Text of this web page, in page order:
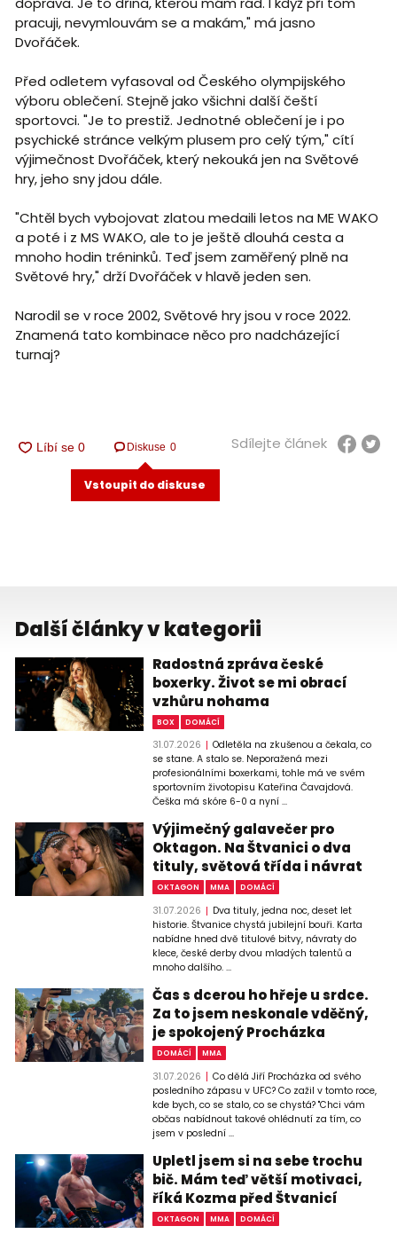
pracuji, nevymlouvám se a makám," má jasno
Dvořáček.
Před odletem vyfasoval od Českého olympijského
výboru oblečení. Stejně jako všichni další čeští
sportovci. "Je to prestiž. Jednotné oblečení je i po
psychické stránce velkým plusem pro celý tým," cítí
výjimečnost Dvořáček, který nekouká jen na Světové
hry, jeho sny jdou dále.
"Chtěl bych vybojovat zlatou medaili letos na ME WAKO
a poté i z MS WAKO, ale to je ještě dlouhá cesta a
mnoho hodin tréninků. Teď jsem zaměřený plně na
Světové hry," drží Dvořáček v hlavě jeden sen.
Narodil se v roce 2002, Světové hry jsou v roce 2022.
Znamená tato kombinace něco pro nadcházející
turnaj?
Diskuse 0
Vstoupit do diskuse
Sdílejte článek
Další články v kategorii
Radostná zpráva české
boxerky. Život se mi obrací
vzhůru nohama
BOX DOMÁCÍ
31.07.2026
Odletěla na zkušenou a čekala, co
se stane. A stalo se. Neporažená mezi
profesionálními boxerkami, tohle má ve svém
sportovním životopisu Kateřina Čavajdová.
Češka má skóre 6-0 a nyní ...
Výjimečný galavečer pro
Oktagon. Na Štvanici o dva
tituly, světová třída i návrat
OKTAGON MMA DOMÁCÍ
31.07.2026
Dva tituly, jedna noc, deset let
historie. Štvanice chystá jubilejní bouři. Karta
nabídne hned dvě titulové bitvy, návraty do
klece, české derby dvou mladých talentů a
mnoho dalšího. ...
Čas s dcerou ho hřeje u srdce.
Za to jsem neskonale vděčný,
je spokojený Procházka
DOMÁCÍ MMA
31.07.2026
Co dělá Jiří Procházka od svého
posledního zápasu v UFC? Co zažil v tomto roce,
kde bych, co se stalo, co se chystá? "Chci vám
občas nabídnout takové ohlédnutí za tím, co
jsem v poslední ...
Upletl jsem si na sebe trochu
bič. Mám teď větší motivaci,
říká Kozma před Štvanicí
OKTAGON MMA DOMÁCÍ